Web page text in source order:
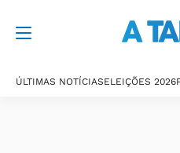
ÚLTIMAS NOTÍCIASELEIÇÕES 2026